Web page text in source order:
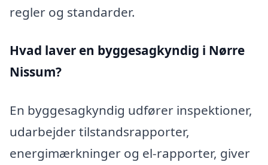
regler og standarder.
Hvad laver en byggesagkyndig i Nørre
Nissum?
En byggesagkyndig udfører inspektioner,
udarbejder tilstandsrapporter,
energimærkninger og el-rapporter, giver